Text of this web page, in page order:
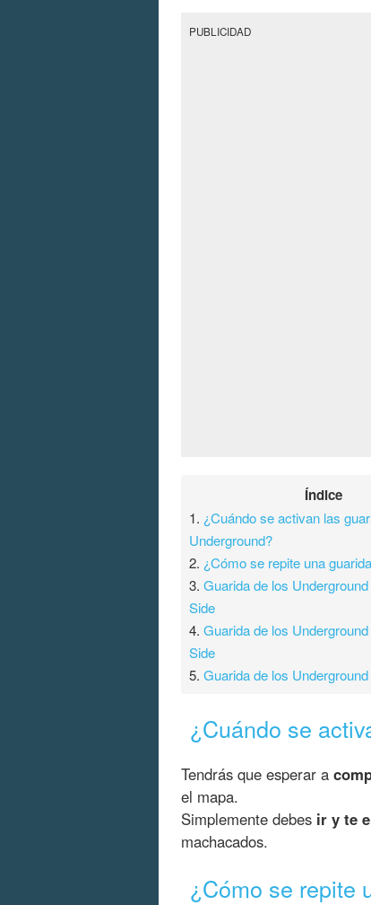
PUBLICIDAD
Índice
1. ¿Cuándo se activan las
Underground?
2. ¿Cómo se repite una
3.Guarida de los
Side
4.Guarida de los
Side
5.Guarida de los
¿Cuándo se
Tendrás que esperar a
el mapa.
Simplemente debes ir y te
machacados.
¿Cómo se repite